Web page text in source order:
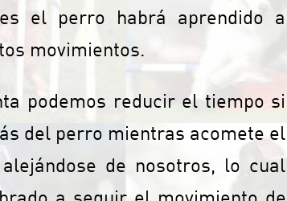
el perro habrá aprendido a
movimientos.
podemos reducir el tiempo si
del perro mientras acomete el
de nosotros, lo cual